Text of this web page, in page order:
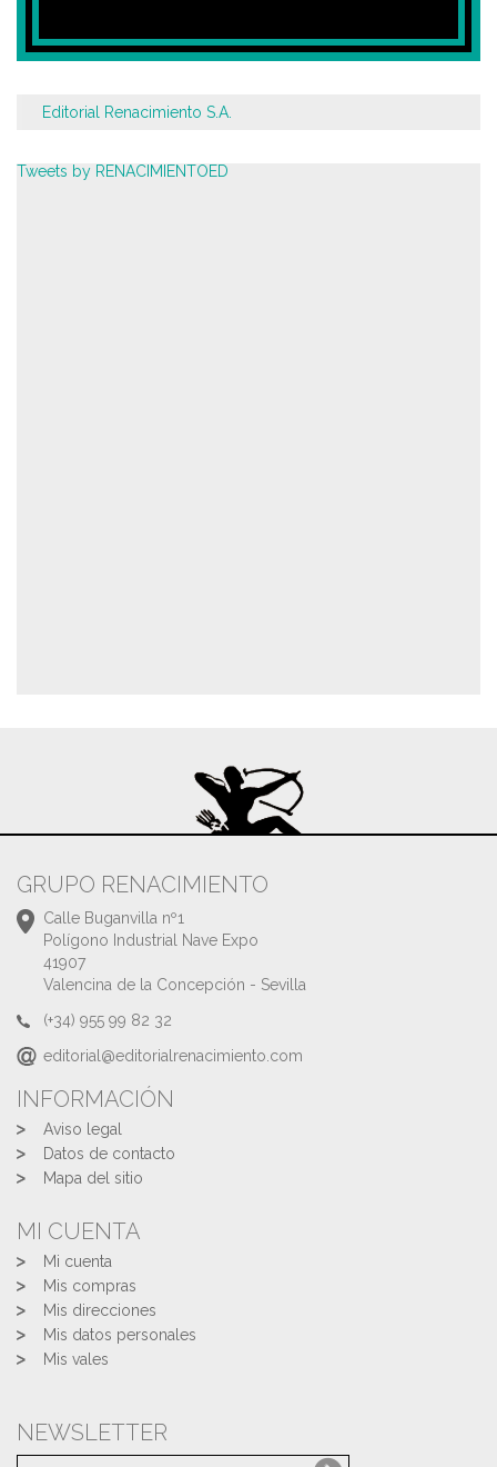
Editorial Renacimiento S.A.
Tweets by RENACIMIENTOED
GRUPO RENACIMIENTO
Calle Buganvilla nº1
Polígono Industrial Nave Expo
41907
Valencina de la Concepción - Sevilla
(+34) 955 99 82 32
editorial@editorialrenacimiento.com
INFORMACIÓN
Aviso legal
Datos de contacto
Mapa del sitio
MI CUENTA
Mi cuenta
Mis compras
Mis direcciones
Mis datos personales
Mis vales
NEWSLETTER